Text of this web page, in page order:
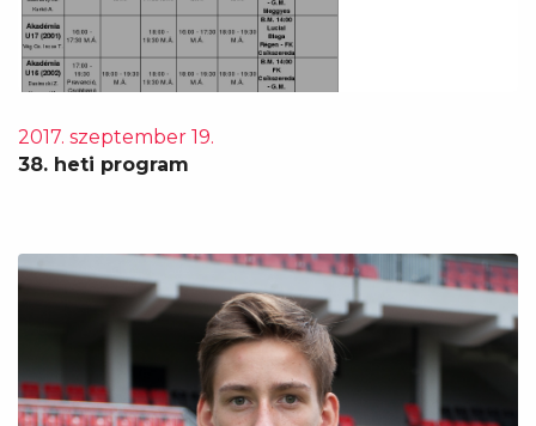
2017. szeptember 19.
38. heti program